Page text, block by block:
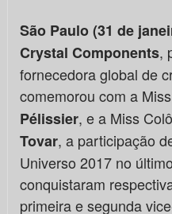
São Paulo (31 de
Crystal Components,
fornecedora global de
comemorou com a
Pélissier, e a Miss
Tovar, a participação
Universo 2017 no
conquistaram
primeira e segunda